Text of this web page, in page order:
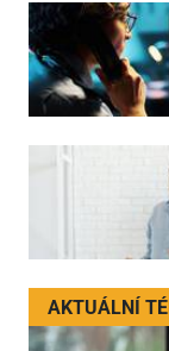
AKTUÁLNÍ